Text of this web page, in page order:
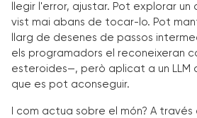
llegir l'error, ajustar. Pot explorar
vist mai abans de tocar-lo. Pot
llarg de desenes de passos
els programadors el reconeixeran
esteroides—, però aplicat a un LLM
que es pot aconseguir.
I com actua sobre el món? A través